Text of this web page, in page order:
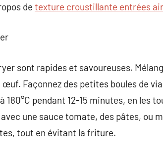
de texture croustillante entrées
sont rapides et savoureuses.
œuf. Façonnez des petites boules de
pendant 12-15 minutes, en les
une sauce tomate, des pâtes, ou
tout en évitant la friture.